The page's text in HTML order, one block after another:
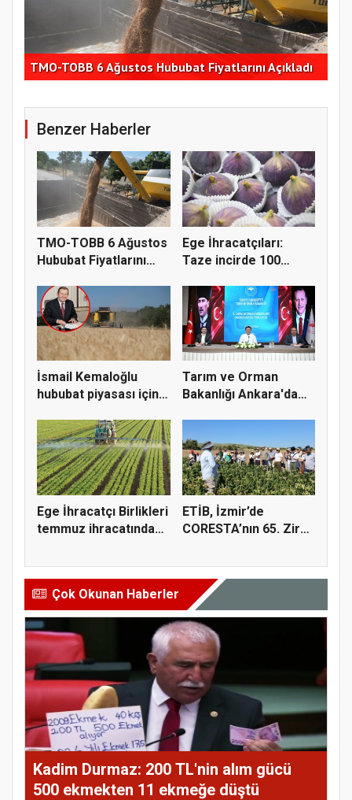
TMO-TOBB 6 Ağustos Hububat Fiyatlarını Açıkladı
Benzer Haberler
TMO-TOBB 6 Ağustos
Hububat Fiyatlarını
Ege İhracatçıları:
Taze incirde 100
İsmail Kemaloğlu
hububat piyasası için 4
Tarım ve Orman
Bakanlığı Ankara'da
Ege İhracatçı Birlikleri
temmuz ihracatında
ETİB, İzmir’de
CORESTA’nın 65. Zirai
Çok Okunan Haberler
Kadim Durmaz: 200 TL'nin alım gücü
500 ekmekten 11 ekmeğe düştü